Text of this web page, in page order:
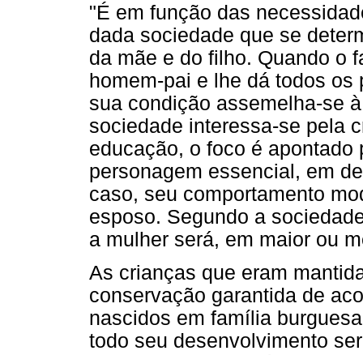
"É em função das
dada sociedade que se
da mãe e do filho. Quando o
homem-pai e lhe dá todos
sua condição assemelha-se
sociedade interessa-se pela
educação, o foco é apontado
personagem essencial, em
caso, seu comportamento
esposo. Segundo a
a mulher será, em maior ou
As crianças que eram
conservação garantida de
nascidos em família
todo seu desenvolvimento